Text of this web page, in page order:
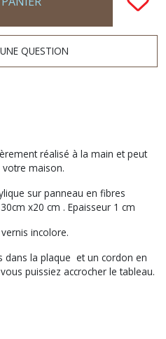
QUESTION
réalisé à la main et peut
votre maison.
sur panneau en fibres
x20 cm . Epaisseur 1 cm
incolore.
dans la plaque et un cordon en
puissiez accrocher le tableau.